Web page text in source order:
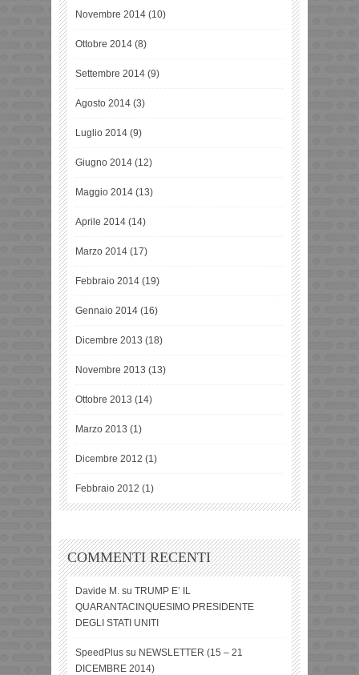
Novembre 2014 (10)
Ottobre 2014 (8)
Settembre 2014 (9)
Agosto 2014 (3)
Luglio 2014 (9)
Giugno 2014 (12)
Maggio 2014 (13)
Aprile 2014 (14)
Marzo 2014 (17)
Febbraio 2014 (19)
Gennaio 2014 (16)
Dicembre 2013 (18)
Novembre 2013 (13)
Ottobre 2013 (14)
Marzo 2013 (1)
Dicembre 2012 (1)
Febbraio 2012 (1)
COMMENTI RECENTI
Davide M. su TRUMP E’ IL
QUARANTACINQUESIMO PRESIDENTE
DEGLI STATI UNITI
SpeedPlus su NEWSLETTER (15 – 21
DICEMBRE 2014)